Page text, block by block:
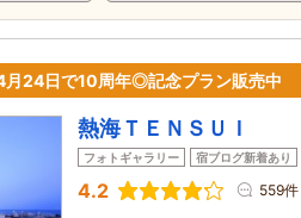
月24日で10周年◎記念プラン販売中
熱海ＴＥＮＳＵＩ
フォトギャラリー 宿ブログ新着あり
4.2 559件